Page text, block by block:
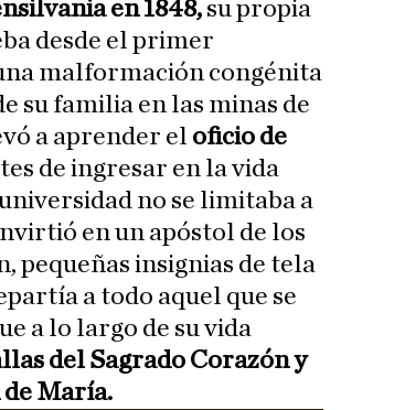
en 1848, su propia
desde el primer
malformación congénita
su familia en las minas de
a aprender el oficio de
de ingresar en la vida
no se limitaba a
en un apóstol de los
pequeñas insignias de tela
a todo aquel que se
a lo largo de su vida
del Sagrado Corazón y
María.